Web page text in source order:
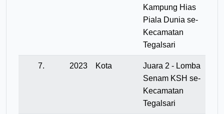
Kampung Hias
Piala Dunia se-
Kecamatan
Tegalsari
7. 2023 Kota
Juara 2 - Lomba
Senam KSH se-
Kecamatan
Tegalsari